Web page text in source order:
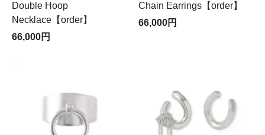
Double Hoop
Necklace【order】
66,000円
Chain Earrings【order】
66,000円